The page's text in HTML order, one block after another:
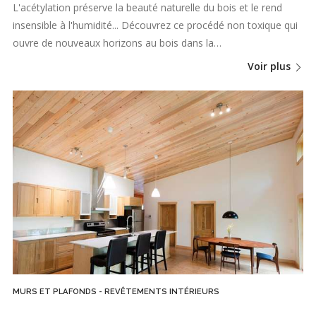
L'acétylation préserve la beauté naturelle du bois et le rend
insensible à l'humidité... Découvrez ce procédé non toxique qui
ouvre de nouveaux horizons au bois dans la…
Voir plus
MURS ET PLAFONDS - REVÊTEMENTS INTÉRIEURS